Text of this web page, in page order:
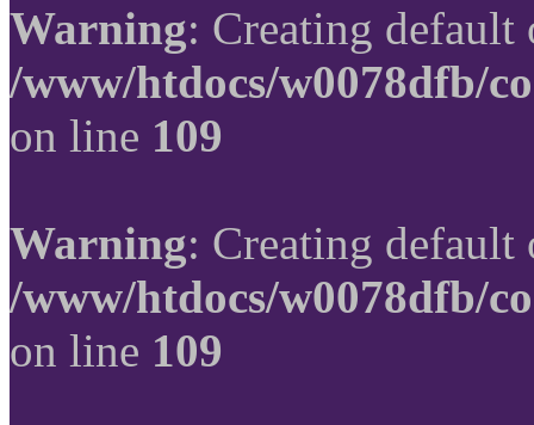
Warning: Creating
/www/htdocs/w0078dfb/
on line 109
Warning: Creating
/www/htdocs/w0078dfb/
on line 109